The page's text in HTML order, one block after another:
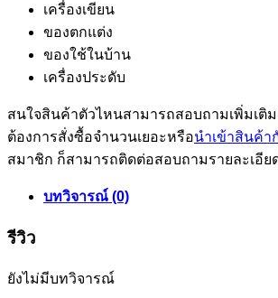
เครื่องเขียน
ของตกแต่ง
ของใช้ในบ้าน
เครื่องประดับ
สนใจสินค้าตัวไหนสามารถสอบถามเพิ่มเติม
ต้องการสั่งซื้อจำนวนเยอะหรือนำเข้าสินค้า
สมาชิก ก็สามารถติดต่อสอบถามรายละเอีย
บทวิจารณ์ (0)
รีวิว
ยังไม่มีบทวิจารณ์